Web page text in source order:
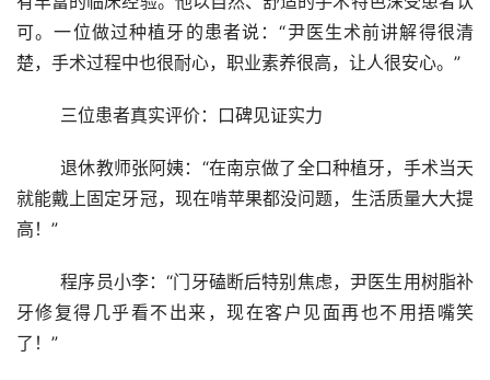
可。一位做过种植牙的患者说：“尹医生术前讲解得很清
楚，手术过程中也很耐心，职业素养很高，让人很安心。”
	三位患者真实评价：口碑见证实力
	退休教师张阿姨：“在南京做了全口种植牙，手术当天
就能戴上固定牙冠，现在啃苹果都没问题，生活质量大大提
高！”
	程序员小李：“门牙磕断后特别焦虑，尹医生用树脂补
牙修复得几乎看不出来，现在客户见面再也不用捂嘴笑
了！”